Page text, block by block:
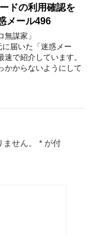
ドの利用確認を
メール496
謀家」
に届いた「迷惑メー
で紹介しています。
かからないようにして
せん。 * が付